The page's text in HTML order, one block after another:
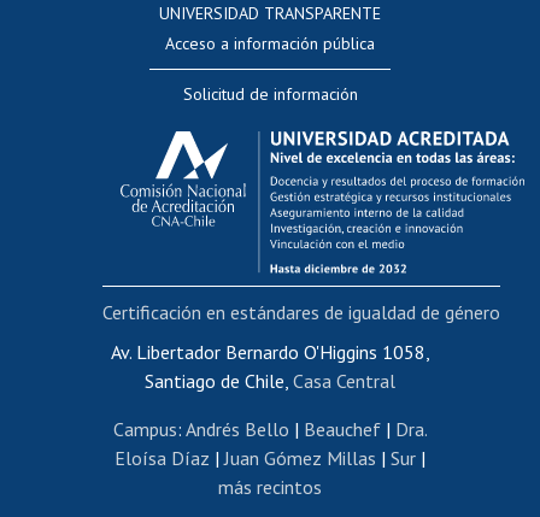
Perfeccionamiento
Editar Portafolio Académico
Evaluación docente
Calificación académica
Postulación al AUCAI
Funcionarias/os
Cursos internos de capacitación
Bienestar del personal
Portal de movilidad interna
Certificado de renta
Certificado de renta honorarios
Editar páginas blancas
Extranjeras/os
UNIVERSIDAD TRANSPARENTE
Acceso a información pública
Solicitud de información
Av. Libertador Bernardo O'Higgins 1058,
Santiago de Chile, Casa Central
Campus: Andrés Bello | Beauchef| Dra.
Eloísa Díaz | Juan Gómez Millas | Sur |
más recintos
Certificación en estándares de igualdad de género